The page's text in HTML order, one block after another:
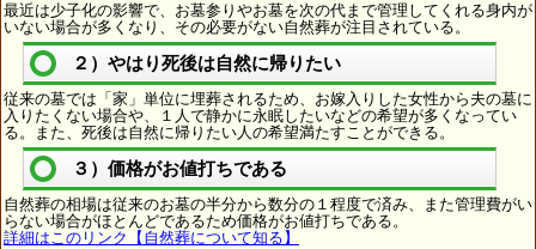
最近は少子化の影響で、お墓参りやお墓を次の代まで管理してくれる身内が
いない場合が多くなり、その必要がない自然葬が注目されている。
２）やはり死後は自然に帰りたい
従来の墓では「家」単位に埋葬されるため、お嫁入りした女性から夫の墓に
入りたくない場合や、１人で静かに永眠したいなどの希望が多くなってい
る。また、死後は自然に帰りたい人の希望満たすことができる。
３）価格がお値打ちである
自然葬の相場は従来のお墓の半分から数分の１程度で済み、また管理費がい
らない場合がほとんどであるため価格がお値打ちである。
詳細はこのリンク【自然葬について知る】